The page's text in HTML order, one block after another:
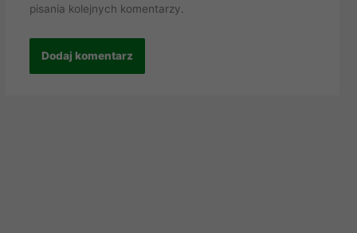
pisania kolejnych komentarzy.